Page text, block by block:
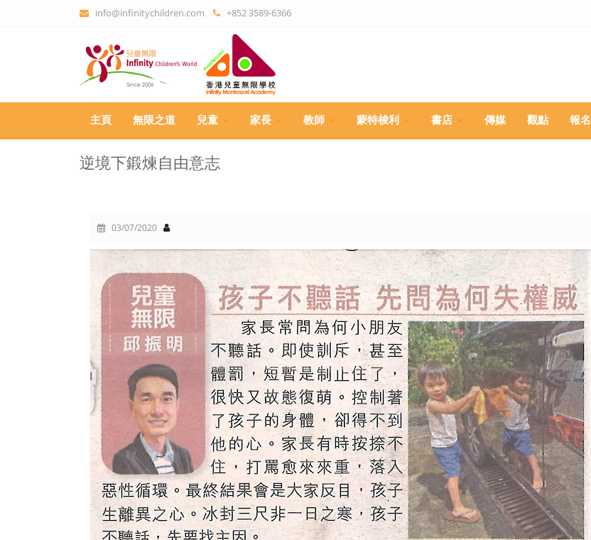
info@infinitychildren.com +852 3589-6366
主頁 無限之道 兒童 家長 教師 蒙特梭利 書店 傳媒 觀點 報名
逆境下鍛煉自由意志
03/07/2020